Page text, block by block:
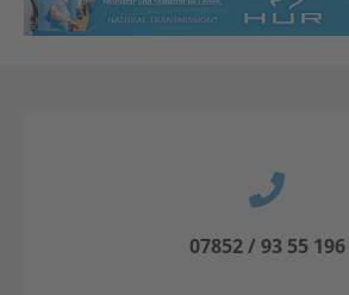
07852 / 93 55 196